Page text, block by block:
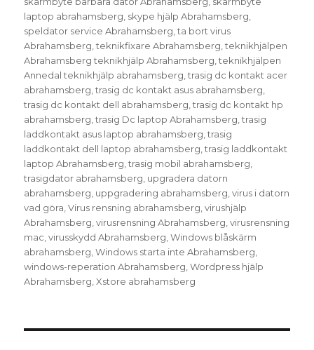
laptop abrahamsberg skype hjälp Abrahamsberg
speldator service Abrahamsberg ,ta bort virus
Abrahamsberg ,teknikfixare Abrahamsberg ,teknikhjälpen
Abrahamsberg teknikhjälp Abrahamsberg ,teknikhjälpen
Annedal teknikhjälp abrahamsberg ,trasig dc kontakt acer
abrahamsberg ,trasig dc kontakt asus abrahamsberg
trasig dc kontakt dell abrahamsberg ,trasig dc kontakt hp
abrahamsberg ,trasig Dc laptop Abrahamsberg ,trasig
laddkontakt asus laptop abrahamsberg ,trasig
laddkontakt dell laptop abrahamsberg ,trasig laddkontakt
laptop Abrahamsberg ,trasig mobil abrahamsberg
trasigdator abrahamsberg upgradera datorn
abrahamsberg uppgradering abrahamsberg ,virus i datorn
vad göra ,Virus rensning abrahamsberg ,virushjälp
Abrahamsberg ,virusrensning Abrahamsberg ,virusrensning
mac ,virusskydd Abrahamsberg ,Windows blåskärm
abrahamsberg ,Windows starta inte Abrahamsberg
windows-reperation Abrahamsberg ,Wordpress hjälp
Abrahamsberg ,Xstore abrahamsberg